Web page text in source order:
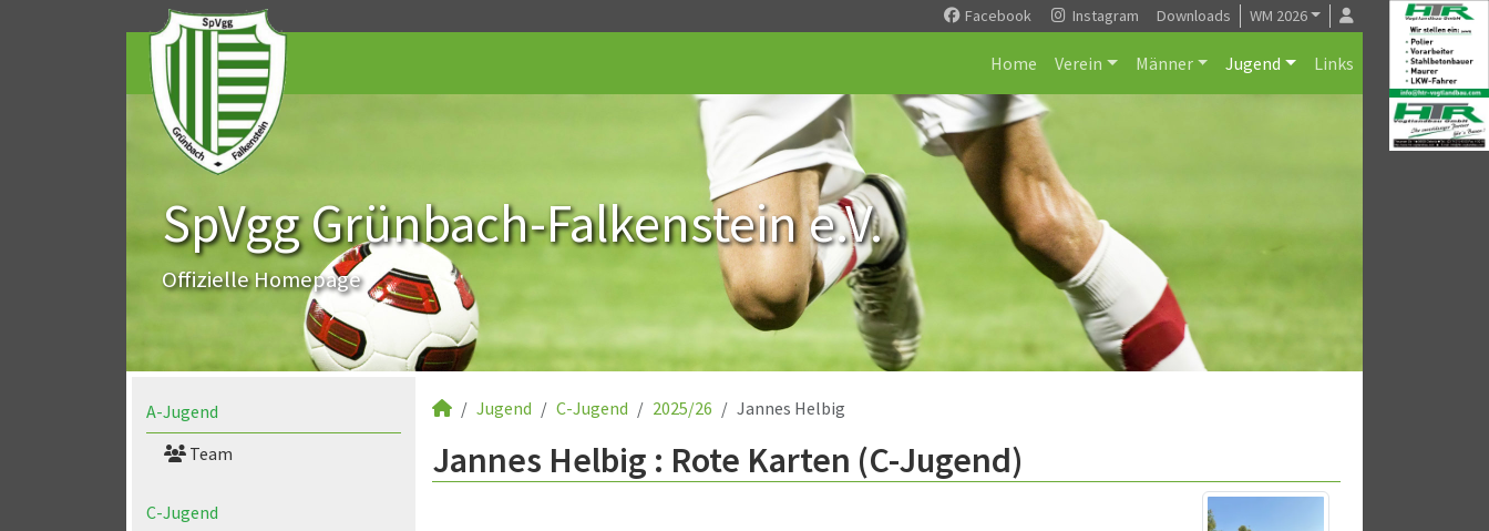
Facebook Instagram Downloads WM 2026
Home Verein Männer Jugend Links
SpVgg Grünbach-Falkenstein e.V.
Offizielle Homepage
A-Jugend
Team
C-Jugend
Jugend C-Jugend 2025/26 Jannes Helbig
Jannes Helbig : Rote Karten (C-Jugend)